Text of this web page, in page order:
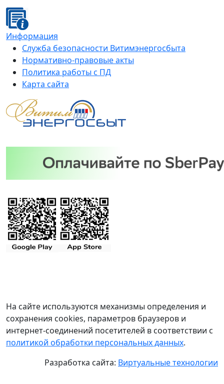
Информация
Служба безопасности Витимэнергосбыта
Нормативно-правовые акты
Политика работы с ПД
Карта сайта
На сайте используются механизмы определения и
сохранения cookies, параметров браузеров и
интернет-соединений посетителей в соответствии с
политикой обработки персональных данных.
Разработка сайта: Виртуальные технологии